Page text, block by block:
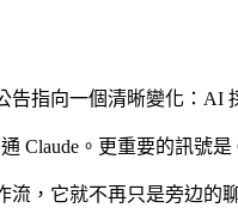
告指向一個清晰變化：AI
Claude。更重要的訊號
，它就不再只是旁边的